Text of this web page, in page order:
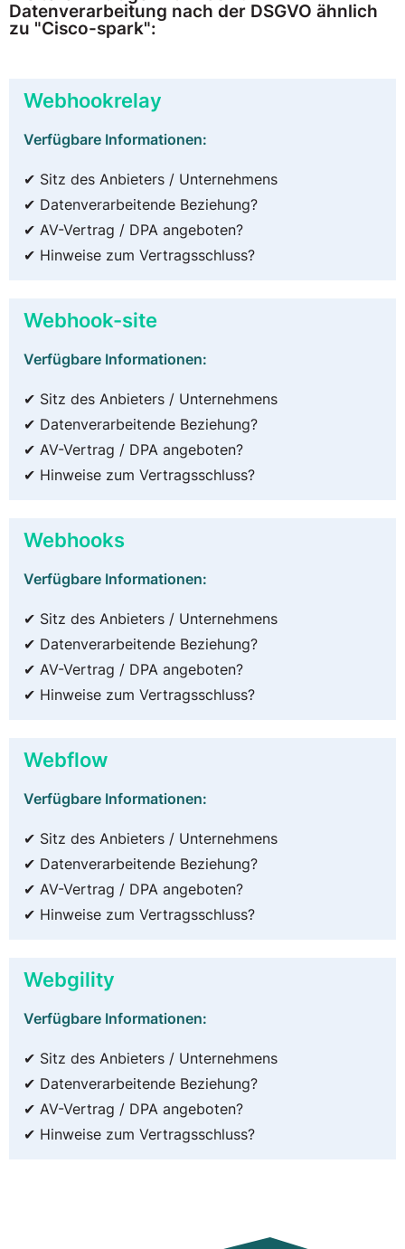
Datenverarbeitung nach der DSGVO ähnlich
zu "Cisco-spark":
Webhookrelay
Verfügbare Informationen:
✔ Sitz des Anbieters / Unternehmens
✔ Datenverarbeitende Beziehung?
✔ AV-Vertrag / DPA angeboten?
✔ Hinweise zum Vertragsschluss?
Webhook-site
Verfügbare Informationen:
✔ Sitz des Anbieters / Unternehmens
✔ Datenverarbeitende Beziehung?
✔ AV-Vertrag / DPA angeboten?
✔ Hinweise zum Vertragsschluss?
Webhooks
Verfügbare Informationen:
✔ Sitz des Anbieters / Unternehmens
✔ Datenverarbeitende Beziehung?
✔ AV-Vertrag / DPA angeboten?
✔ Hinweise zum Vertragsschluss?
Webflow
Verfügbare Informationen:
✔ Sitz des Anbieters / Unternehmens
✔ Datenverarbeitende Beziehung?
✔ AV-Vertrag / DPA angeboten?
✔ Hinweise zum Vertragsschluss?
Webgility
Verfügbare Informationen:
✔ Sitz des Anbieters / Unternehmens
✔ Datenverarbeitende Beziehung?
✔ AV-Vertrag / DPA angeboten?
✔ Hinweise zum Vertragsschluss?